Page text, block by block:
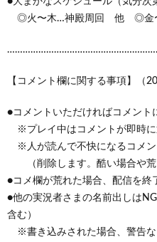
◎火〜木…神殿周回 他 ◎金
【コメント欄に関する事項】（
●コメントいただければコメント
※プレイ中はコメントが即時に
※人が読んで不快になるコメン
（削除します。酷い場合や荒
●コメ欄が荒れた場合、配信を終
●他の実況者さまの名前出しは
含む）
※書き込みされた場合、警告な